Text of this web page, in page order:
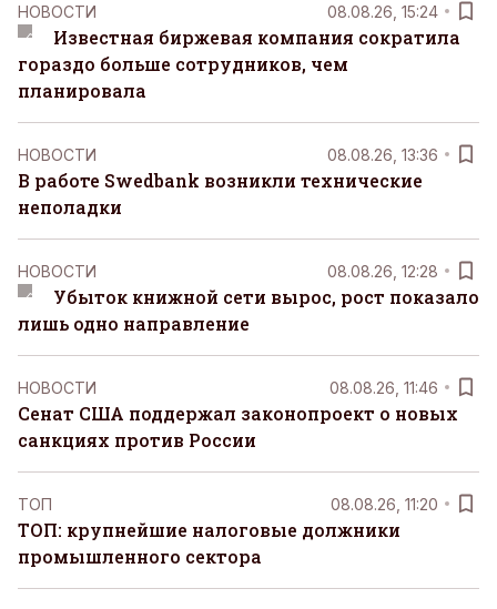
НОВОСТИ 08.08.26, 15:24
Известная биржевая компания сократила
гораздо больше сотрудников, чем
планировала
НОВОСТИ 08.08.26, 13:36
В работе Swedbank возникли технические
неполадки
НОВОСТИ 08.08.26, 12:28
Убыток книжной сети вырос, рост показало
лишь одно направление
НОВОСТИ 08.08.26, 11:46
Сенат США поддержал законопроект о новых
санкциях против России
ТОП 08.08.26, 11:20
ТОП: крупнейшие налоговые должники
промышленного сектора